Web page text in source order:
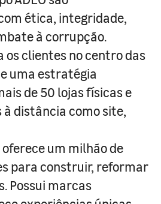
ética, integridade,
à corrupção.
os clientes no centro das
uma estratégia
de 50 lojas físicas e
à distância como site,
oferece um milhão de
para construir, reformar
Possui marcas